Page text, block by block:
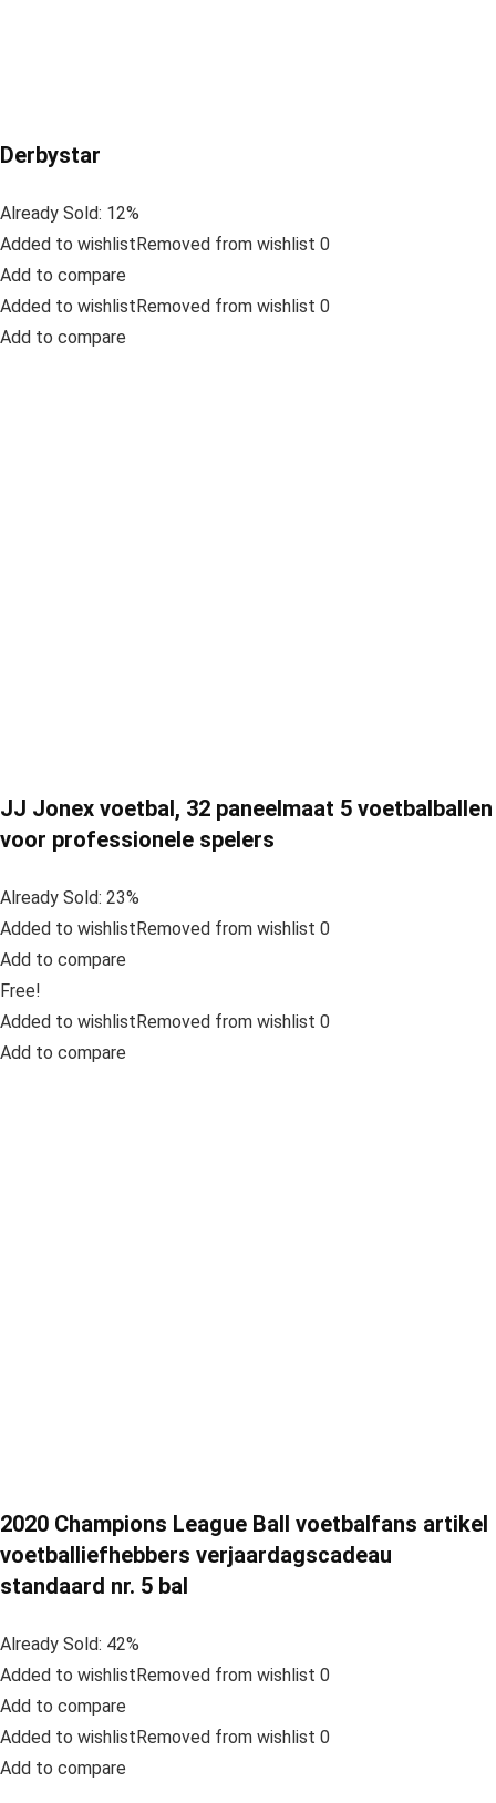
Derbystar
Already Sold: 12%
Added to wishlistRemoved from wishlist 0
Add to compare
Added to wishlistRemoved from wishlist 0
Add to compare
JJ Jonex voetbal, 32 paneelmaat 5 voetbalballen
voor professionele spelers
Already Sold: 23%
Added to wishlistRemoved from wishlist 0
Add to compare
Free!
Added to wishlistRemoved from wishlist 0
Add to compare
2020 Champions League Ball voetbalfans artikel
voetballiefhebbers verjaardagscadeau
standaard nr. 5 bal
Already Sold: 42%
Added to wishlistRemoved from wishlist 0
Add to compare
Added to wishlistRemoved from wishlist 0
Add to compare